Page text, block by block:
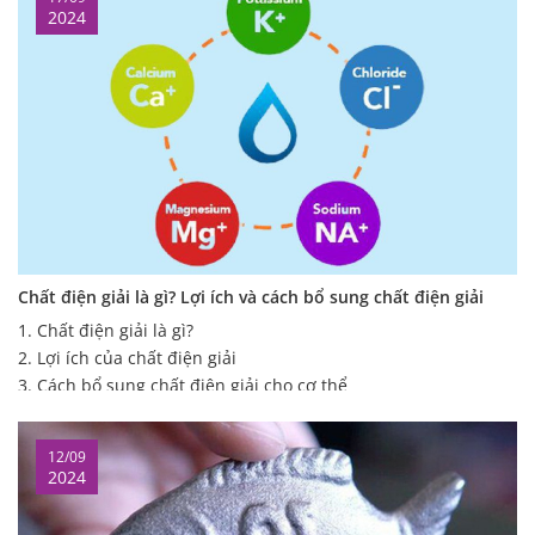
dõi bài viết sau đây bạn nhé!
Chất điện giải là gì? Lợi ích và cách bổ sung chất điện giải
2024
1. Chất điện giải là gì?
2. Lợi ích của chất điện giải
3. Cách bổ sung chất điện giải cho cơ thể
Các thực phẩm bổ sung Kali
Các thực phẩm bổ sung Canxi
Các loại thực phẩm giàu Magie
Các loại nước ion kiềm
12/09
2024